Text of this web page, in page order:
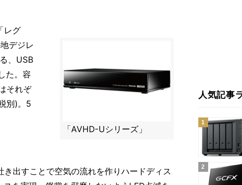
「AVHD-Uシリーズ」
レグ
デジレ
、USB
た。容
それぞ
別)。5
出すことで空気の流れを作りハードディス
人気記事